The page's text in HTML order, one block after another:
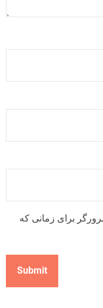
برای زمانی که